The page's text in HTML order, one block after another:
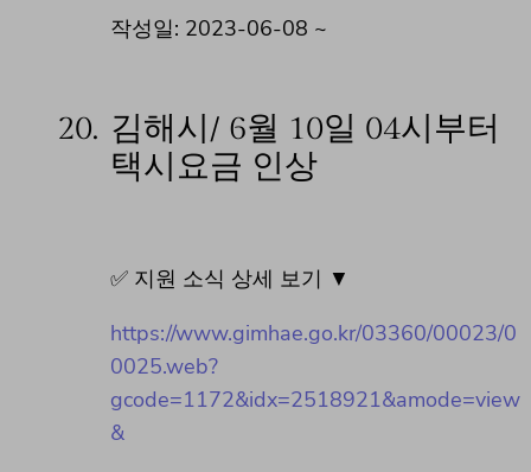
작성일: 2023-06-08 ~
20. 김해시/ 6월 10일 04시부터
택시요금 인상
✅ 지원 소식 상세 보기 ▼
https://www.gimhae.go.kr/03360/00023/0
0025.web?
gcode=1172&idx=2518921&amode=view
&